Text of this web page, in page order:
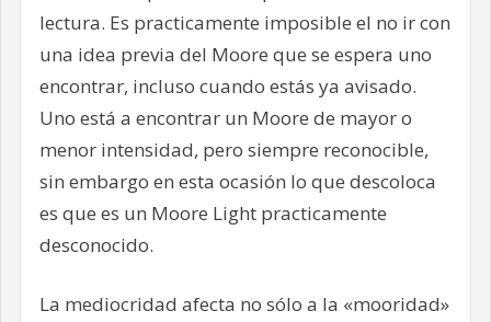
lectura. Es practicamente imposible el no ir con
una idea previa del Moore que se espera uno
encontrar, incluso cuando estás ya avisado.
Uno está a encontrar un Moore de mayor o
menor intensidad, pero siempre reconocible,
sin embargo en esta ocasión lo que descoloca
es que es un Moore Light practicamente
desconocido.
La mediocridad afecta no sólo a la «mooridad»